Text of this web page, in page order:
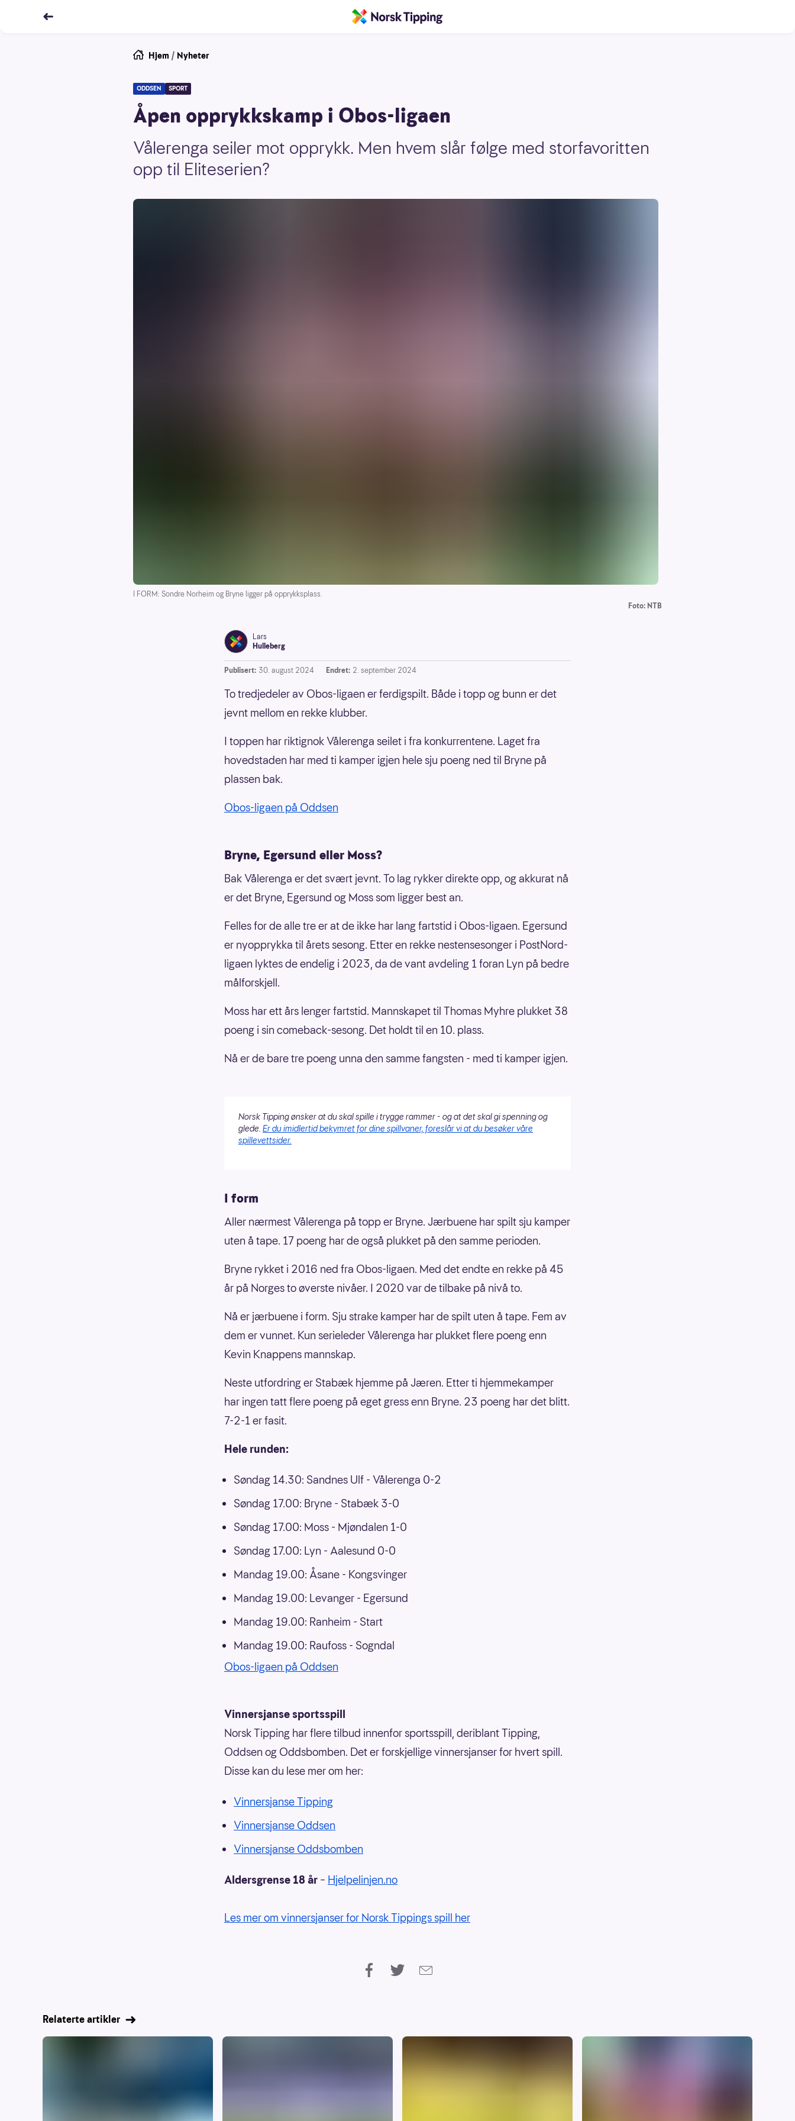
Hjem / Nyheter
ODDSEN SPORT
Åpen opprykkskamp i Obos-ligaen
Vålerenga seiler mot opprykk. Men hvem slår følge med storfavoritten
opp til Eliteserien?
I FORM: Sondre Norheim og Bryne ligger på opprykksplass.
Foto: NTB
Lars
Hulleberg
Publisert: 30. august 2024 Endret: 2. september 2024
To tredjedeler av Obos-ligaen er ferdigspilt. Både i topp og bunn er det
jevnt mellom en rekke klubber.
I toppen har riktignok Vålerenga seilet i fra konkurrentene. Laget fra
hovedstaden har med ti kamper igjen hele sju poeng ned til Bryne på
plassen bak.
Obos-ligaen på Oddsen
Bryne, Egersund eller Moss?
Bak Vålerenga er det svært jevnt. To lag rykker direkte opp, og akkurat nå
er det Bryne, Egersund og Moss som ligger best an.
Felles for de alle tre er at de ikke har lang fartstid i Obos-ligaen. Egersund
er nyopprykka til årets sesong. Etter en rekke nestensesonger i PostNord-
ligaen lyktes de endelig i 2023, da de vant avdeling 1 foran Lyn på bedre
målforskjell.
Moss har ett års lenger fartstid. Mannskapet til Thomas Myhre plukket 38
poeng i sin comeback-sesong. Det holdt til en 10. plass.
Nå er de bare tre poeng unna den samme fangsten - med ti kamper igjen.
Norsk Tipping ønsker at du skal spille i trygge rammer - og at det skal gi spenning og
glede. Er du imidlertid bekymret for dine spillvaner, foreslår vi at du besøker våre
spillevettsider.
I form
Aller nærmest Vålerenga på topp er Bryne. Jærbuene har spilt sju kamper
uten å tape. 17 poeng har de også plukket på den samme perioden.
Bryne rykket i 2016 ned fra Obos-ligaen. Med det endte en rekke på 45
år på Norges to øverste nivåer. I 2020 var de tilbake på nivå to.
Nå er jærbuene i form. Sju strake kamper har de spilt uten å tape. Fem av
dem er vunnet. Kun serieleder Vålerenga har plukket flere poeng enn
Kevin Knappens mannskap.
Neste utfordring er Stabæk hjemme på Jæren. Etter ti hjemmekamper
har ingen tatt flere poeng på eget gress enn Bryne. 23 poeng har det blitt.
7-2-1 er fasit.
Hele runden:
Søndag 14.30: Sandnes Ulf - Vålerenga 0-2
Søndag 17.00: Bryne - Stabæk 3-0
Søndag 17.00: Moss - Mjøndalen 1-0
Søndag 17.00: Lyn - Aalesund 0-0
Mandag 19.00: Åsane - Kongsvinger
Mandag 19.00: Levanger - Egersund
Mandag 19.00: Ranheim - Start
Mandag 19.00: Raufoss - Sogndal
Obos-ligaen på Oddsen
Vinnersjanse sportsspill
Norsk Tipping har flere tilbud innenfor sportsspill, deriblant Tipping,
Oddsen og Oddsbomben. Det er forskjellige vinnersjanser for hvert spill.
Disse kan du lese mer om her:
Vinnersjanse Tipping
Vinnersjanse Oddsen
Vinnersjanse Oddsbomben
Aldersgrense 18 år – Hjelpelinjen.no
Les mer om vinnersjanser for Norsk Tippings spill her
Relaterte artikler